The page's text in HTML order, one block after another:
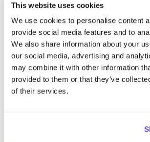
This website uses cookies
We use cookies to personalise content
provide social media features and to
We also share information about your
our social media, advertising and
may combine it with other information
provided to them or that they’ve
of their services.